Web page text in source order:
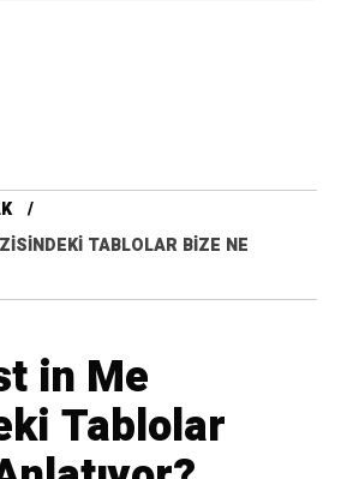
TABLOLAR BIZE NE
in Me
Tablolar